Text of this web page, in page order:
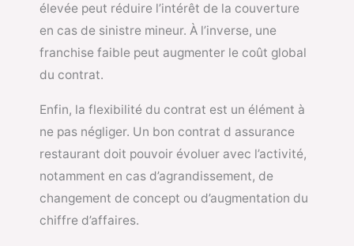
élevée peut réduire l’intérêt de la couverture
en cas de sinistre mineur. À l’inverse, une
franchise faible peut augmenter le coût global
du contrat.
Enfin, la flexibilité du contrat est un élément à
ne pas négliger. Un bon contrat d assurance
restaurant doit pouvoir évoluer avec l’activité,
notamment en cas d’agrandissement, de
changement de concept ou d’augmentation du
chiffre d’affaires.